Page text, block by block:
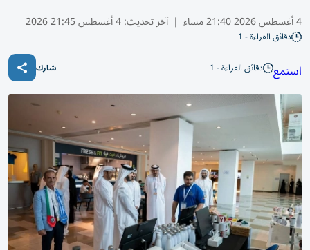
4 أغسطس 2026 21:40 مساء | آخر تحديث:4 أغسطس 21:45 2026
دقائق القراءة - 1
استمع دقائق القراءة - 1 شارك